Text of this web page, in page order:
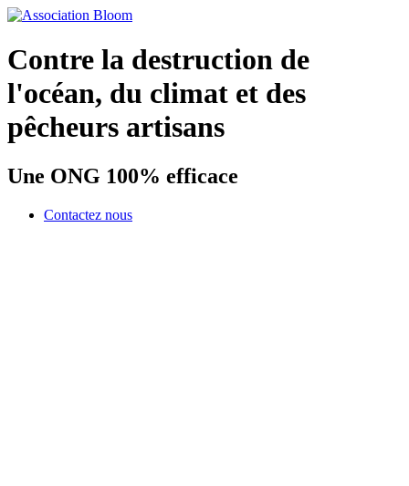
Contre la destruction de
l'océan, du climat et des
pêcheurs artisans
Une ONG 100% efficace
Contactez nous